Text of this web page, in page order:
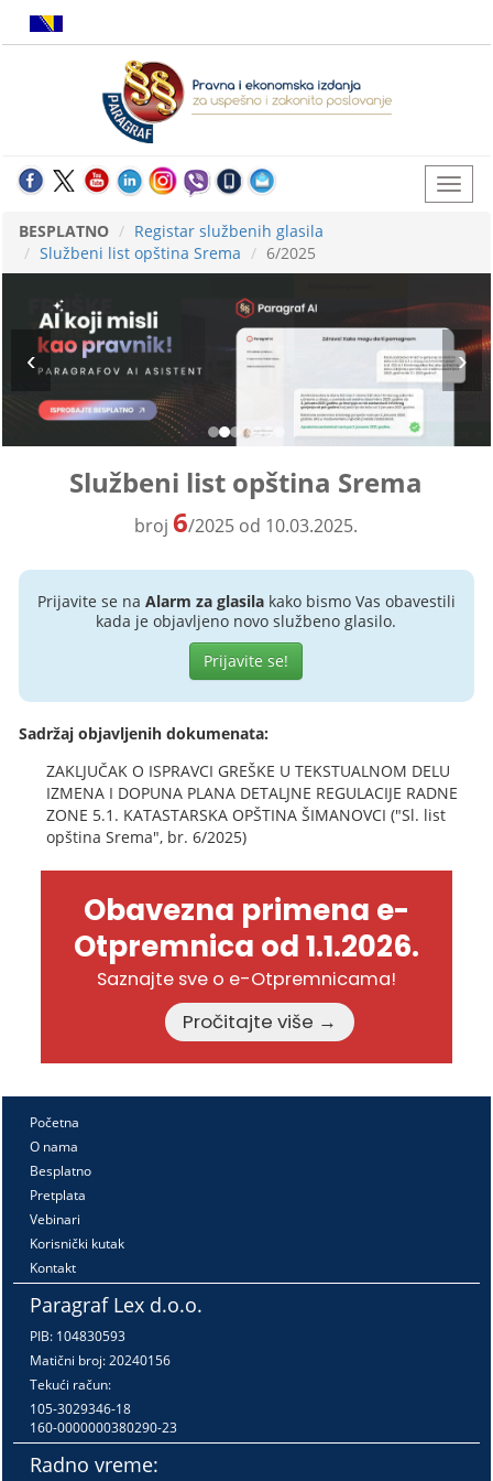
BESPLATNO
Registar službenih glasila
Službeni list opština Srema
6/2025
Službeni list opština Srema
broj6/2025 od 10.03.2025.
Prijavite se na Alarm za glasilakako bismo Vas obavestili
kada je objavljeno novo službeno glasilo.
Prijavite se!
Sadržaj objavljenih dokumenata:
ZAKLJUČAK O ISPRAVCI GREŠKE U TEKSTUALNOM DELU
IZMENA I DOPUNA PLANA DETALJNE REGULACIJE RADNE
ZONE 5.1. KATASTARSKA OPŠTINA ŠIMANOVCI ("Sl. list
opština Srema", br. 6/2025)
Obavezna primena e-
Otpremnica od 1.1.2026.
Saznajte sve o e-Otpremnicama!
Pročitajte više →
Početna
O nama
Besplatno
Pretplata
Vebinari
Korisnički kutak
Kontakt
Paragraf Lex d.o.o.
PIB: 104830593
Matični broj: 20240156
Tekući račun:
105-3029346-18
160-0000000380290-23
Radno vreme: